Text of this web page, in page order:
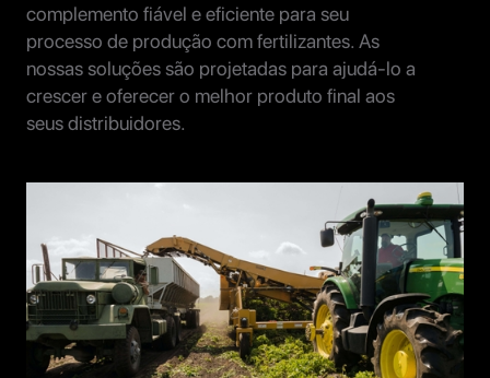
complemento fiável e eficiente para seu
processo de produção com fertilizantes. As
nossas soluções são projetadas para ajudá-lo a
crescer e oferecer o melhor produto final aos
seus distribuidores.